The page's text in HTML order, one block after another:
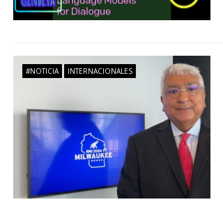
i
ó
n
d
e
#NOTICIA INTERNACIONALES